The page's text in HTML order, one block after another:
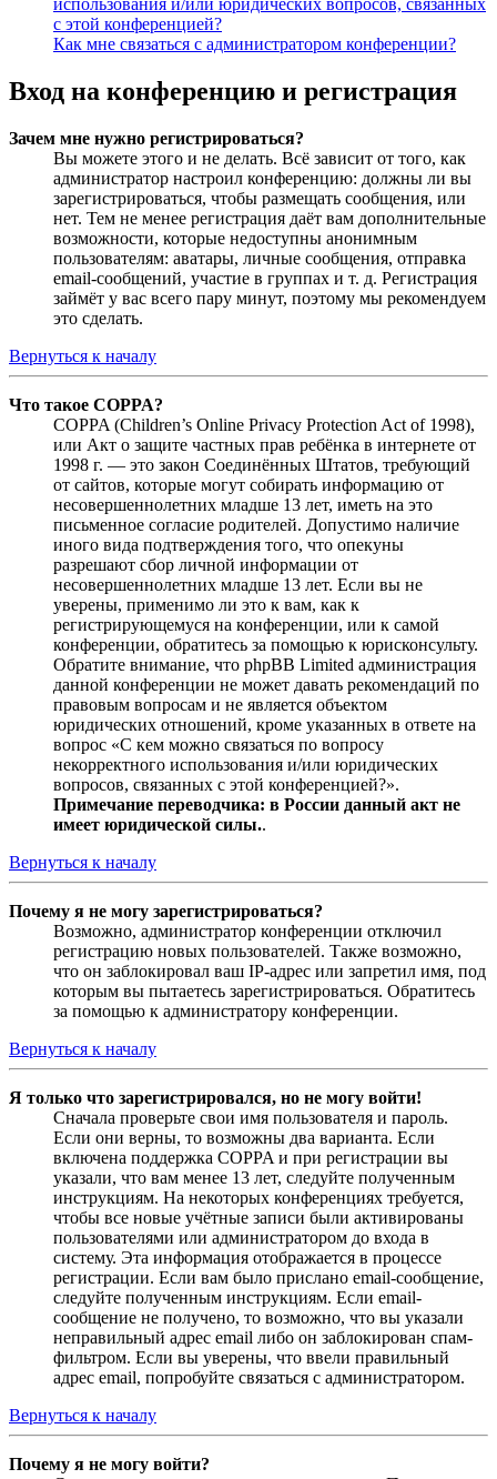
использования и/или юридических вопросов, связанных
с этой конференцией?
Как мне связаться с администратором конференции?
Вход на конференцию и регистрация
Зачем мне нужно регистрироваться?
Вы можете этого и не делать. Всё зависит от того, как
администратор настроил конференцию: должны ли вы
зарегистрироваться, чтобы размещать сообщения, или
нет. Тем не менее регистрация даёт вам дополнительные
возможности, которые недоступны анонимным
пользователям: аватары, личные сообщения, отправка
email-сообщений, участие в группах и т. д. Регистрация
займёт у вас всего пару минут, поэтому мы рекомендуем
это сделать.
Вернуться к началу
Что такое COPPA?
COPPA (Children’s Online Privacy Protection Act of 1998),
или Акт о защите частных прав ребёнка в интернете от
1998 г. — это закон Соединённых Штатов, требующий
от сайтов, которые могут собирать информацию от
несовершеннолетних младше 13 лет, иметь на это
письменное согласие родителей. Допустимо наличие
иного вида подтверждения того, что опекуны
разрешают сбор личной информации от
несовершеннолетних младше 13 лет. Если вы не
уверены, применимо ли это к вам, как к
регистрирующемуся на конференции, или к самой
конференции, обратитесь за помощью к юрисконсульту.
Обратите внимание, что phpBB Limited администрация
данной конференции не может давать рекомендаций по
правовым вопросам и не является объектом
юридических отношений, кроме указанных в ответе на
вопрос «С кем можно связаться по вопросу
некорректного использования и/или юридических
вопросов, связанных с этой конференцией?».
Примечание переводчика: в России данный акт не
имеет юридической силы..
Вернуться к началу
Почему я не могу зарегистрироваться?
Возможно, администратор конференции отключил
регистрацию новых пользователей. Также возможно,
что он заблокировал ваш IP-адрес или запретил имя, под
которым вы пытаетесь зарегистрироваться. Обратитесь
за помощью к администратору конференции.
Вернуться к началу
Я только что зарегистрировался, но не могу войти!
Сначала проверьте свои имя пользователя и пароль.
Если они верны, то возможны два варианта. Если
включена поддержка COPPA и при регистрации вы
указали, что вам менее 13 лет, следуйте полученным
инструкциям. На некоторых конференциях требуется,
чтобы все новые учётные записи были активированы
пользователями или администратором до входа в
систему. Эта информация отображается в процессе
регистрации. Если вам было прислано email-сообщение,
следуйте полученным инструкциям. Если email-
сообщение не получено, то возможно, что вы указали
неправильный адрес email либо он заблокирован спам-
фильтром. Если вы уверены, что ввели правильный
адрес email, попробуйте связаться с администратором.
Вернуться к началу
Почему я не могу войти?